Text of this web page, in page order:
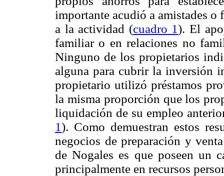
importante acudió a amistades o
a la actividad (cuadro 1). El
familiar o en relaciones no
Ninguno de los propietarios
alguna para cubrir la inversión
propietario utilizó préstamos
la misma proporción que los
liquidación de su empleo
1). Como demuestran estos
negocios de preparación y
de Nogales es que poseen un
principalmente en recursos